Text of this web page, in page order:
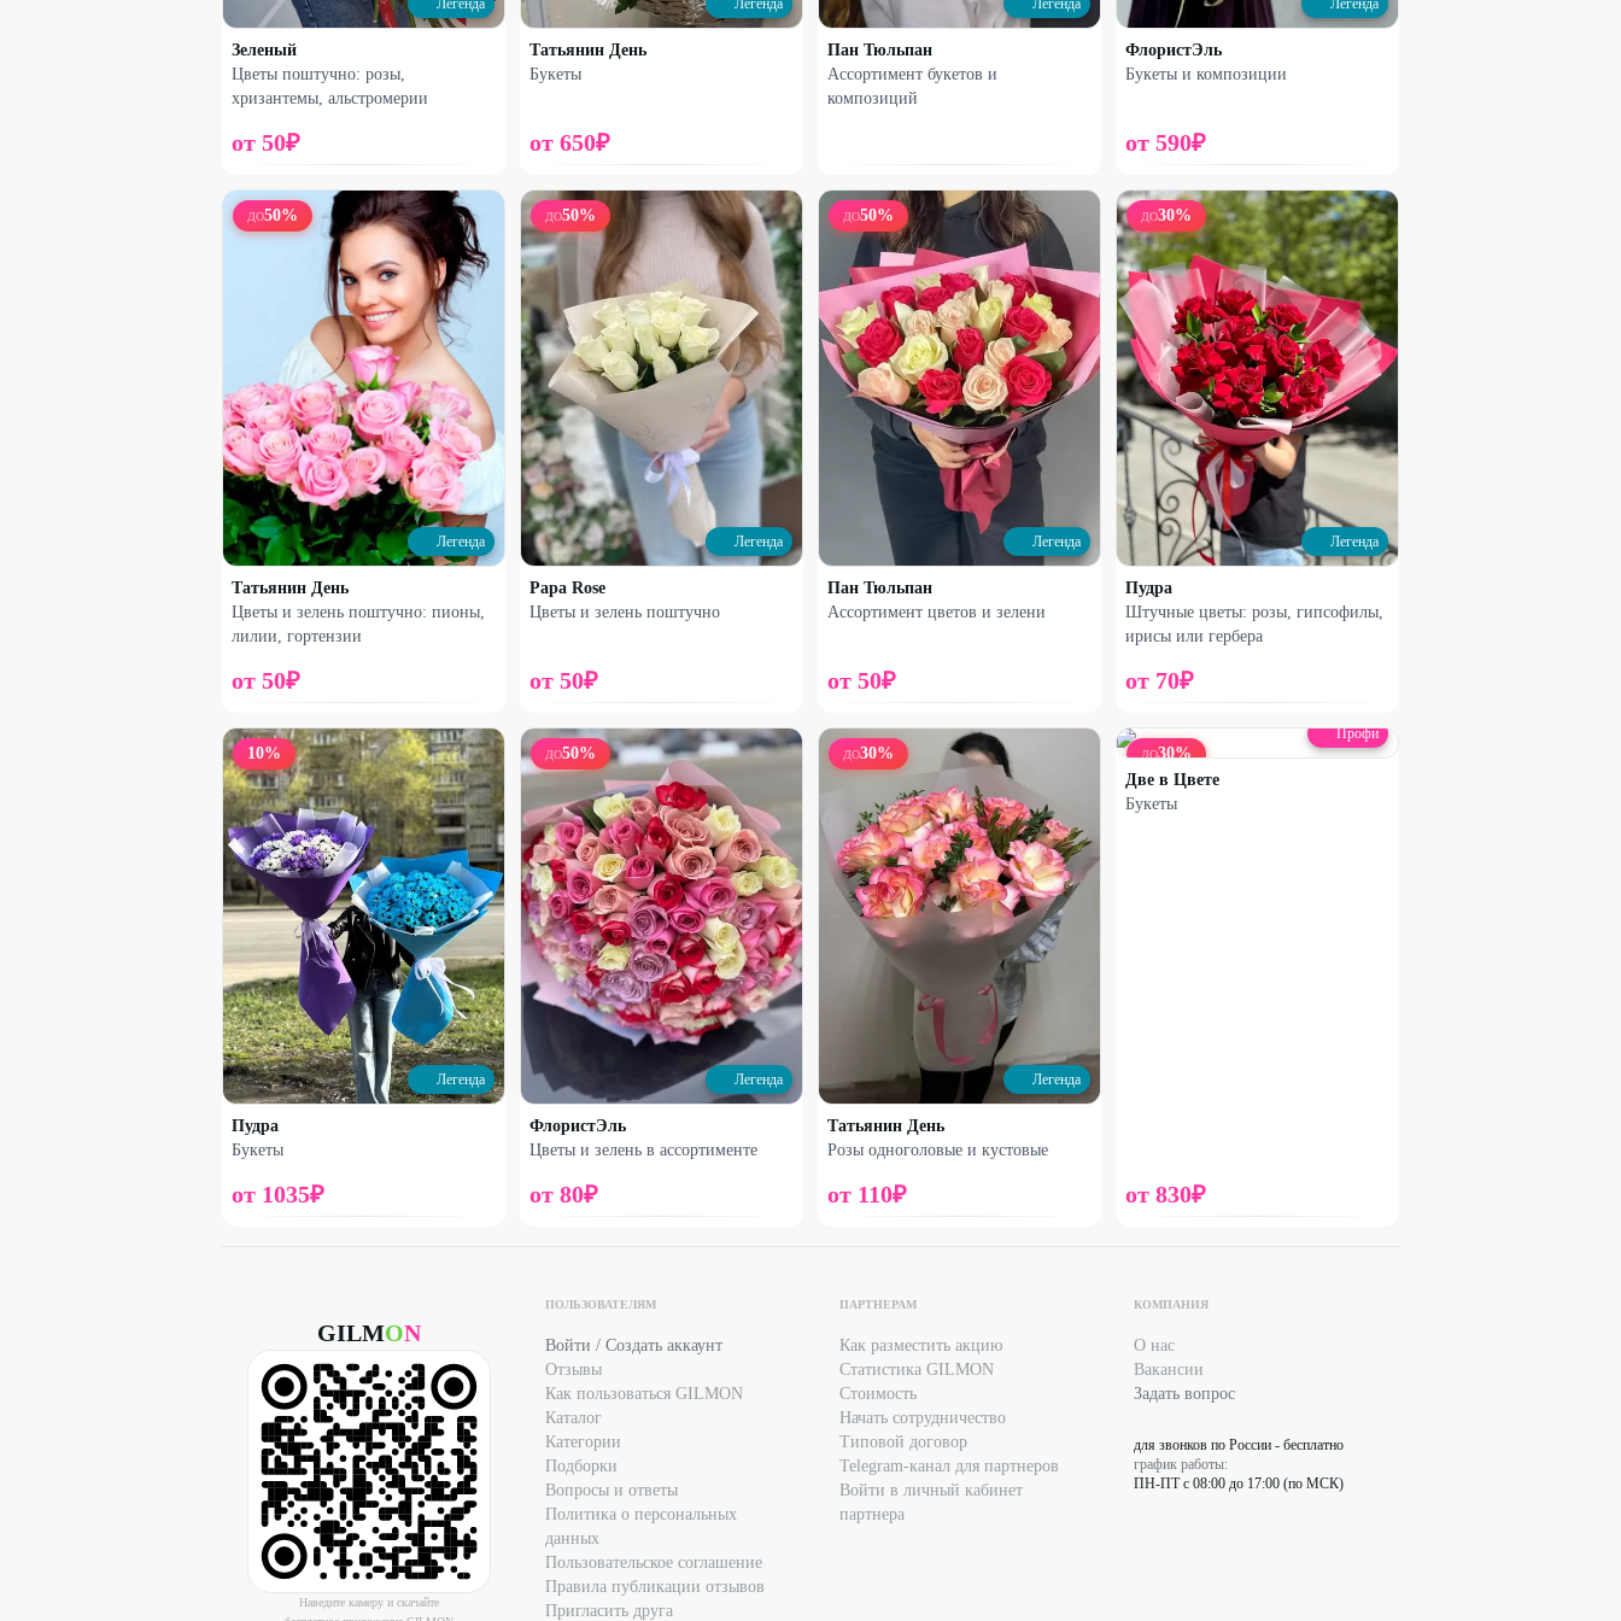
Набирает высоту
Французская роза с альстромерией
2000₽2980₽
Набирает высоту
Сборный букет с французской
розой
2740₽3270
Набирает высоту
9 Кустовых хризантем Алтай
2350₽
Набирает высоту
Стабилизированная гортензия
1500₽2000 ₽
27%
Набирает высоту
Роза французская и эвкалипт
1900₽2600₽
33%
Набирает высоту
Французская роза и эвкалипт
1850₽2750₽
Набирает высоту
Микс альстромерия
1600₽ 2560
15 %
35%
Набирает высоту
Гипсофила с диантусом и
шариком
1540₽2370₽
25%
Шары и шоколад
940₽1250₽
Букет французских роз
3870₽5170₽
Шары и шоколад
от825₽
25% 25% 30%
Легенда
Зеленый
Цветы поштучно: розы,
хризантемы, альстромерии
от 50₽
Легенда
Татьянин День
Букеты
от 650₽
Легенда
Пан Тюльпан
Ассортимент букетов и
композиций
Легенда
ФлористЭль
Букеты и композиции
от 590₽
ДО50%
Легенда
Татьянин День
Цветы и зелень поштучно: пионы,
лилии, гортензии
от 50₽
ДО50%
Легенда
Papa Rose
Цветы и зелень поштучно
от 50₽
ДО50%
Легенда
Пан Тюльпан
Ассортимент цветов и зелени
от 50₽
ДО30%
Легенда
Пудра
Штучные цветы: розы, гипсофилы,
ирисы или гербера
от 70₽
10%
Легенда
Пудра
Букеты
от 1035₽
ДО50%
Легенда
ФлористЭль
Цветы и зелень в ассортименте
от 80₽
ДО30%
Легенда
Татьянин День
Розы одноголовые и кустовые
от 110₽
ДО30%
Профи
Две в Цвете
Букеты
от 830₽
GILMON
Наведите камеру и скачайте
ПОЛЬЗОВАТЕЛЯМ
Войти / Создать аккаунт
Отзывы
Как пользоваться GILMON
Каталог
Категории
Подборки
Вопросы и ответы
Политика о персональных
данных
Пользовательское соглашение
Правила публикации отзывов
Пригласить друга
ПАРТНЕРАМ
Как разместить акцию
Статистика GILMON
Стоимость
Начать сотрудничество
Типовой договор
Telegram-канал для партнеров
Войти в личный кабинет
партнера
КОМПАНИЯ
О нас
Вакансии
Задать вопрос
для звонков по России - бесплатно
график работы:
ПН-ПТ с 08:00 до 17:00 (по МСК)